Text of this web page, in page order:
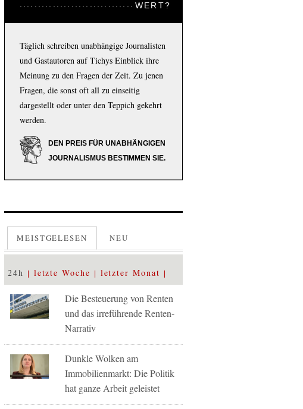
WERT?
Täglich schreiben unabhängige Journalisten
und Gastautoren auf Tichys Einblick ihre
Meinung zu den Fragen der Zeit. Zu jenen
Fragen, die sonst oft all zu einseitig
dargestellt oder unter den Teppich gekehrt
werden.
DEN PREIS FÜR UNABHÄNGIGEN
JOURNALISMUS BESTIMMEN SIE.
MEISTGELESEN NEU
24h letzte Woche letzter Monat
Die Besteuerung von Renten
und das irreführende Renten-
Narrativ
Dunkle Wolken am
Immobilienmarkt: Die Politik
hat ganze Arbeit geleistet